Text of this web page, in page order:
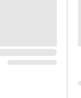
را از خود نشان
خود او، مولانا